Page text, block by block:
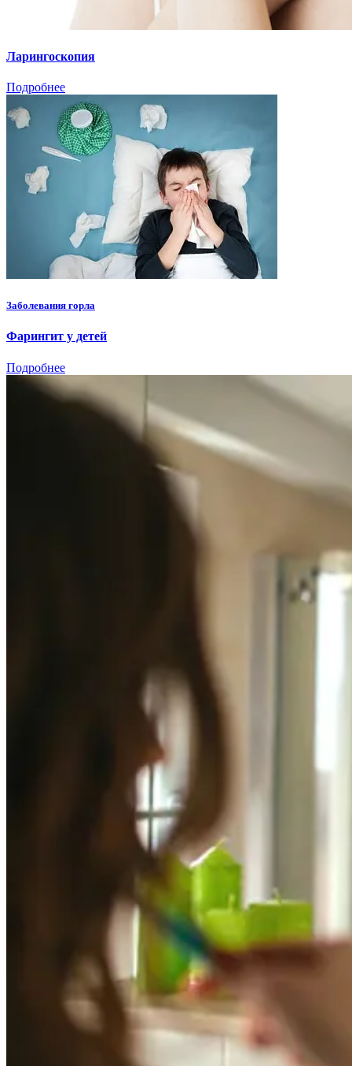
Ларингоскопия
Подробнее
Заболевания горла
Фарингит у детей
Подробнее